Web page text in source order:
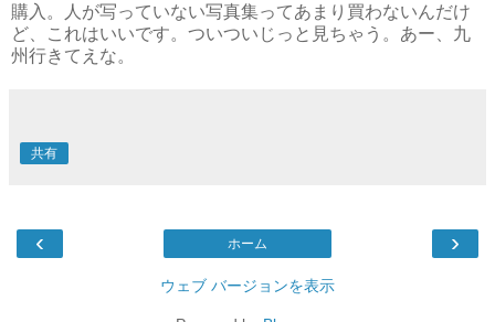
購入。人が写っていない写真集ってあまり買わないんだけ
ど、これはいいです。ついついじっと見ちゃう。あー、九
州行きてえな。
共有
‹ ›
ホーム
ウェブ バージョンを表示